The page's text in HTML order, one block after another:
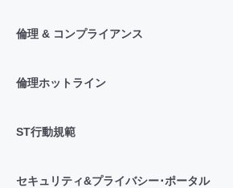
倫理 & コンプライアンス
倫理ホットライン
ST行動規範
セキュリティ&プライバシー･ポータル